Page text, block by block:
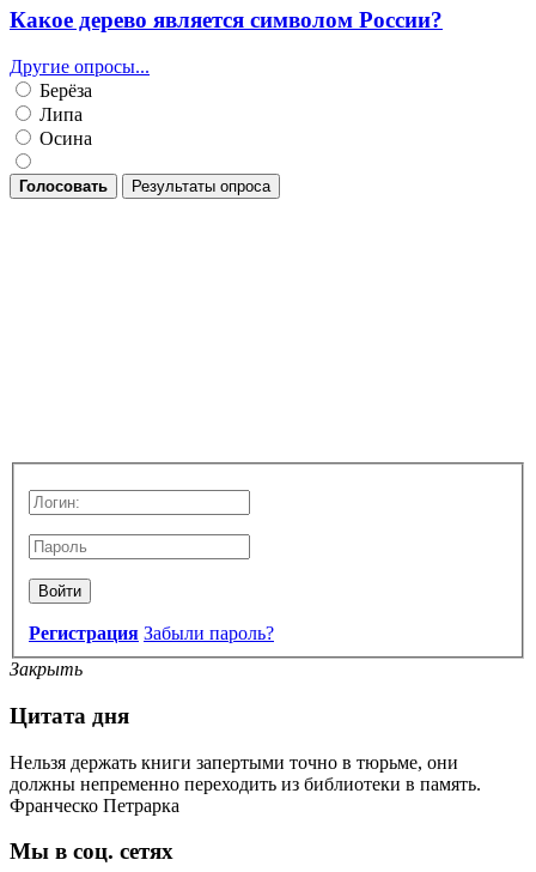
Какое дерево является символом России?
Другие опросы...
Берёза
Липа
Осина
Голосовать Результаты опроса
Войти
Регистрация Забыли пароль?
Закрыть
Цитата дня
Нельзя держать книги запертыми точно в тюрьме, они
должны непременно переходить из библиотеки в память.
Франческо Петрарка
Мы в соц. сетях